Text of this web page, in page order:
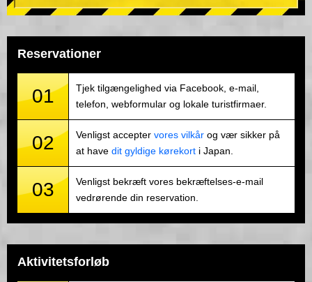
Reservationer
01
Tjek tilgængelighed via Facebook, e-mail,
telefon, webformular og lokale turistfirmaer.
02 Venligst accepter vores vilkår og vær sikker på
at have dit gyldige kørekort i Japan.
03
Venligst bekræft vores bekræftelses-e-mail
vedrørende din reservation.
Aktivitetsforløb